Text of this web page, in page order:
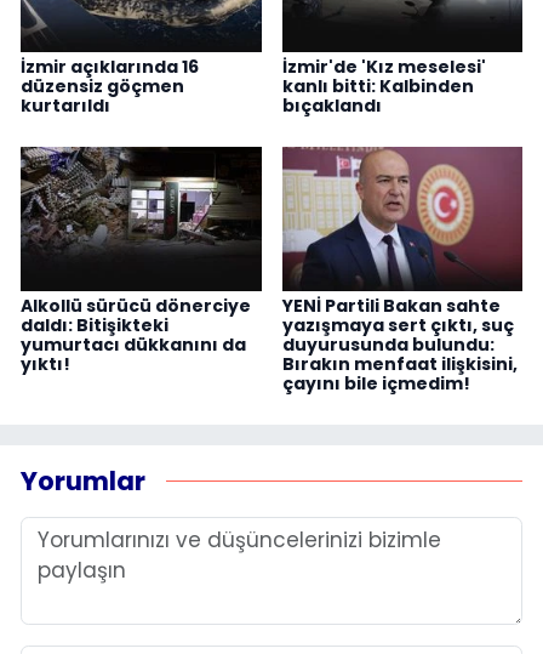
İzmir açıklarında 16
düzensiz göçmen
kurtarıldı
İzmir'de 'Kız meselesi'
kanlı bitti: Kalbinden
bıçaklandı
Alkollü sürücü dönerciye
daldı: Bitişikteki
yumurtacı dükkanını da
yıktı!
YENİ Partili Bakan sahte
yazışmaya sert çıktı, suç
duyurusunda bulundu:
Bırakın menfaat ilişkisini,
çayını bile içmedim!
Yorumlar